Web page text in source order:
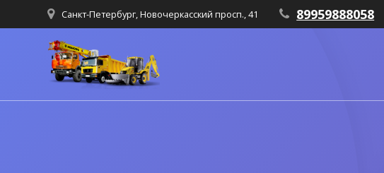
Санкт-Петербург, Новочеркасский просп., 41 89959888058